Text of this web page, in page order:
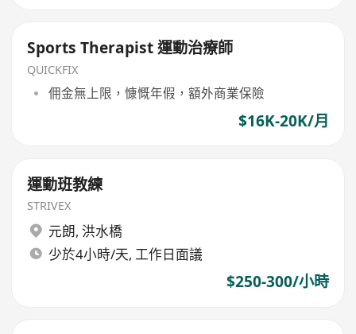
Sports Therapist 運動治療師
QUICKFIX
佣金無上限，慷慨年假，額外商業保險
$16K-20K/月
運動班教練
STRIVEX
元朗, 洪水橋
少於4小時/天, 工作日面議
$250-300/小時